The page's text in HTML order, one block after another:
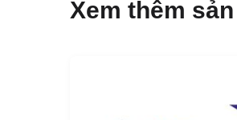
Xem thêm